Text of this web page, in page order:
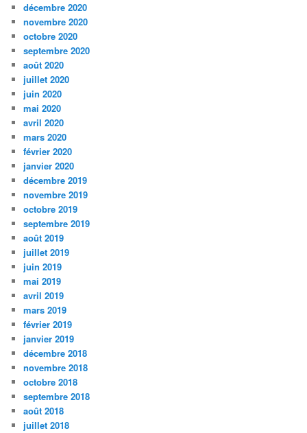
décembre 2020
novembre 2020
octobre 2020
septembre 2020
août 2020
juillet 2020
juin 2020
mai 2020
avril 2020
mars 2020
février 2020
janvier 2020
décembre 2019
novembre 2019
octobre 2019
septembre 2019
août 2019
juillet 2019
juin 2019
mai 2019
avril 2019
mars 2019
février 2019
janvier 2019
décembre 2018
novembre 2018
octobre 2018
septembre 2018
août 2018
juillet 2018